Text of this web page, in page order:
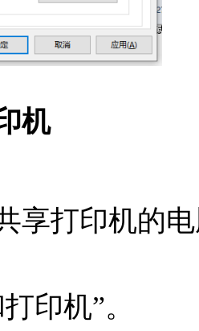
机
享打印机的
印机”。